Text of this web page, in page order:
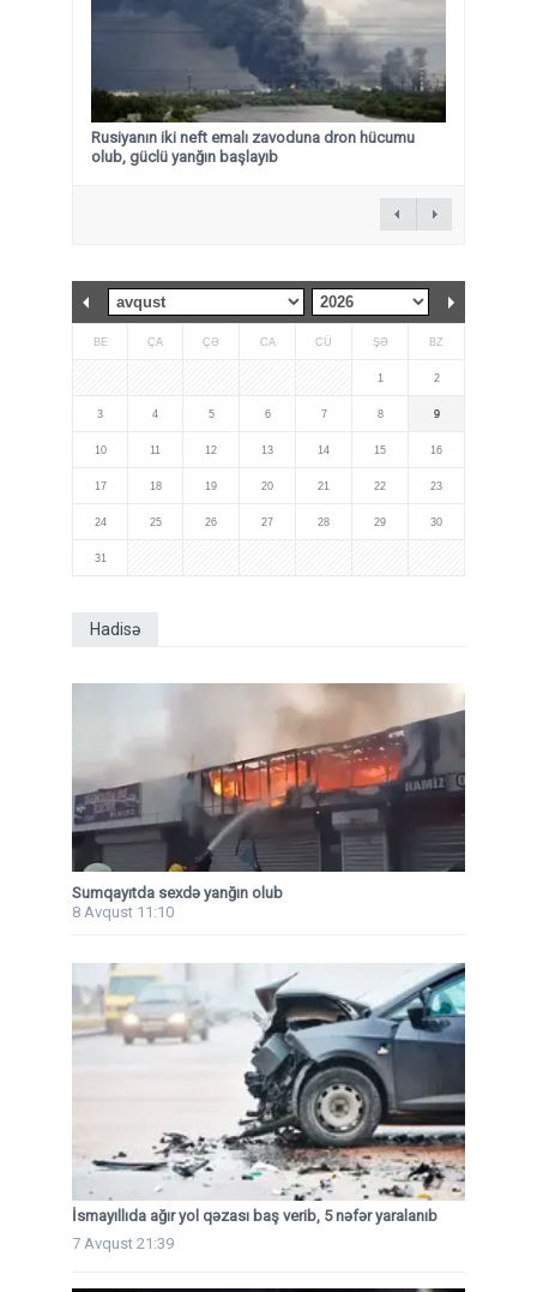
Rusiyanın iki neft emalı zavoduna dron hücumu
olub, güclü yanğın başlayıb
BE ÇA ÇƏ CA CÜ ŞƏ BZ
1 2
3 4 5 6 7 8 9
10 11 12 13 14 15 16
17 18 19 20 21 22 23
24 25 26 27 28 29 30
31
Hadisə
Sumqayıtda sexdə yanğın olub
8 Avqust 11:10
İsmayıllıda ağır yol qəzası baş verib, 5 nəfər yaralanıb
7 Avqust 21:39